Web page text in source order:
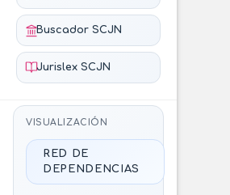
Buscador SCJN
Jurislex SCJN
VISUALIZACIÓN
RED DE
DEPENDENCIAS